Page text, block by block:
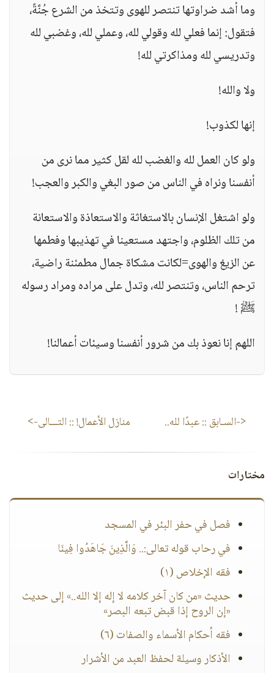
وما أشد ضراوتها تنتصر للهوى وتتخذ من الشرع جُنَّةً،
فتقول: إنما فعلي لله وقولي لله، وعملي لله، وغضبي لله
وتدريسي لله ومذاكرتي لله!
ولا والله!
إنها لكذوب!
ولو كان العمل لله والغضب لله لقل كثير مما نرى من
أنفسنا ونراه في الناس من صور البغي والكبر والعجب!
ولو اشتغل الإنسان بالاستغاثة والاستعاذة والاستعانة
من تلك الظلوم، واجتهد مستعينا في تهذيبها وفطمها
عن الزيغ والهوى=لكانت مشكاة جمال مطمئنة راضية،
ترحم الناس، وتنتصر لله، وتدل على مراده ومراد رسوله
ﷺ !
اللهم إنا نعوذ بك من شرور أنفسنا وسيئات أعمالنا!
<-السـابق ::عبدًا لله.. منازل الأعمال!:: التـــالى->
مختارات
فصل في حفر البئر في المسجد
في رحاب قوله تعالى:.. وَالَّذِينَ جَاهَدُوا فِينَا
فقه الإخلاص (١)
حديث «من كان آخر كلامه لا إله إلا الله..» إلى حديث
«إن الروح إذا قبض تبعه البصر»
فقه أحكام الأسماء والصفات (٦)
الأذكار وسيلة لحفظ العبد من الأشرار